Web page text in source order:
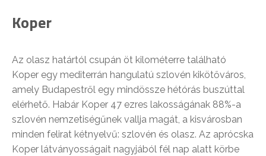
Koper
Az olasz határtól csupán öt kilométerre található
Koper egy mediterrán hangulatú szlovén kikötőváros,
amely Budapestről egy mindössze hétórás buszúttal
elérhető. Habár Koper 47 ezres lakosságának 88%-a
szlovén nemzetiségűnek vallja magát, a kisvárosban
minden felirat kétnyelvű: szlovén és olasz. Az aprócska
Koper látványosságait nagyjából fél nap alatt körbe